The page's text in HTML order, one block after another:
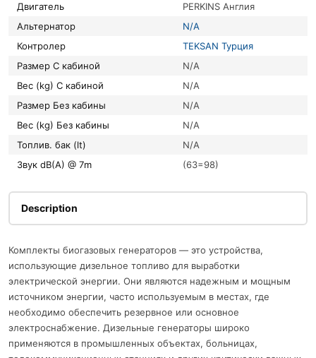
Двигатель
PERKINS Англия
Альтернатор
N/A
Контролер
TEKSAN Турция
Размер С кабиной
N/A
Вес (kg) С кабиной
N/A
Размер Без кабины
N/A
Вес (kg) Без кабины
N/A
Топлив. бак (lt)
N/A
Звук dB(A) @ 7m
(63=98)
Description
Комплекты биогазовых генераторов — это устройства,
использующие дизельное топливо для выработки
электрической энергии. Они являются надежным и мощным
источником энергии, часто используемым в местах, где
необходимо обеспечить резервное или основное
электроснабжение. Дизельные генераторы широко
применяются в промышленных объектах, больницах,